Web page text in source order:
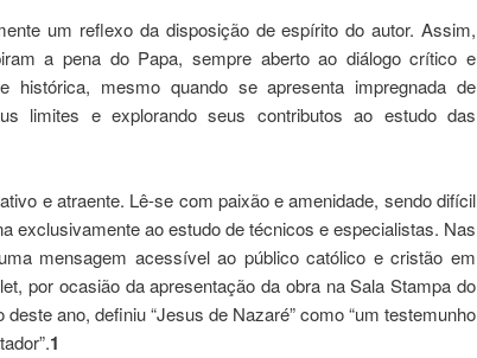
um reflexo da disposição de espírito do autor. Assim,
a pena do Papa, sempre aberto ao diálogo crítico e
histórica, mesmo quando se apresenta impregnada de
limites e explorando seus contributos ao estudo das
e atraente. Lê-se com paixão e amenidade, sendo difícil
exclusivamente ao estudo de técnicos e especialistas. Nas
mensagem acessível ao público católico e cristão em
por ocasião da apresentação da obra na Sala Stampa do
ano, definiu “Jesus de Nazaré” como “um testemunho
1